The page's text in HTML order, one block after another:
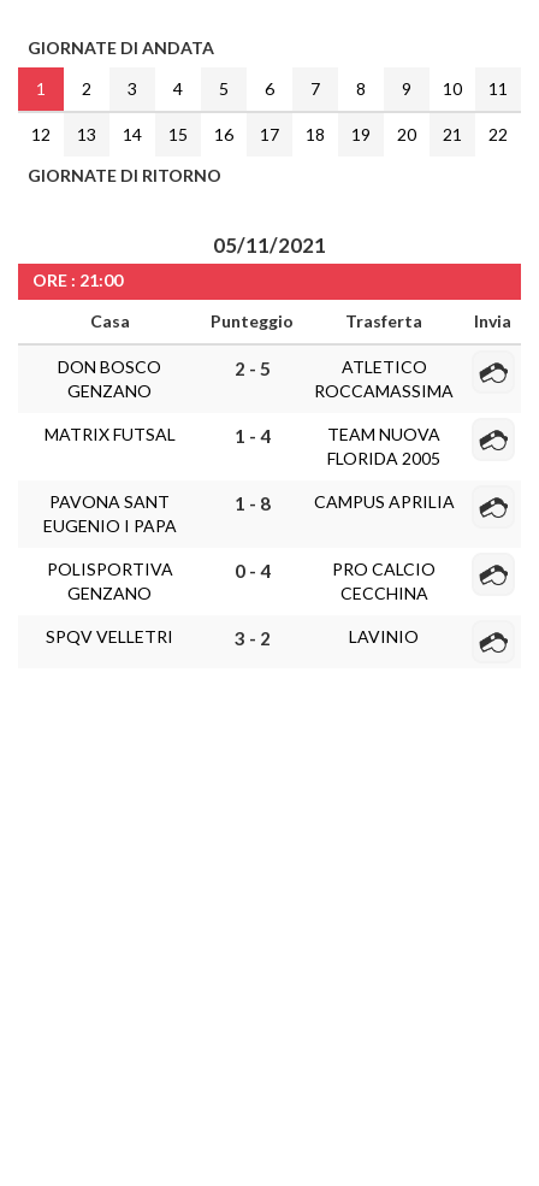
GIORNATE DI ANDATA
1
2 3 4 5 6 7 8 9 10 11
12 13 14 15 16 17 18 19 20 21
22
GIORNATE DI RITORNO
05/11/2021
ORE : 21:00
Casa
Punteggio Trasferta Invia
DON BOSCO
GENZANO
2 - 5
ATLETICO
ROCCAMASSIMA
MATRIX FUTSAL 1 - 4
TEAM NUOVA
FLORIDA 2005
PAVONA SANT
EUGENIO I PAPA
1 - 8 CAMPUS APRILIA
POLISPORTIVA
GENZANO
0 - 4
PRO CALCIO
CECCHINA
SPQV VELLETRI 3 - 2 LAVINIO